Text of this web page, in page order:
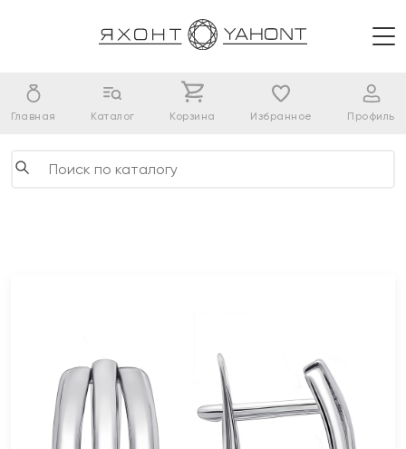
Главная Каталог Корзина Избранное Профиль